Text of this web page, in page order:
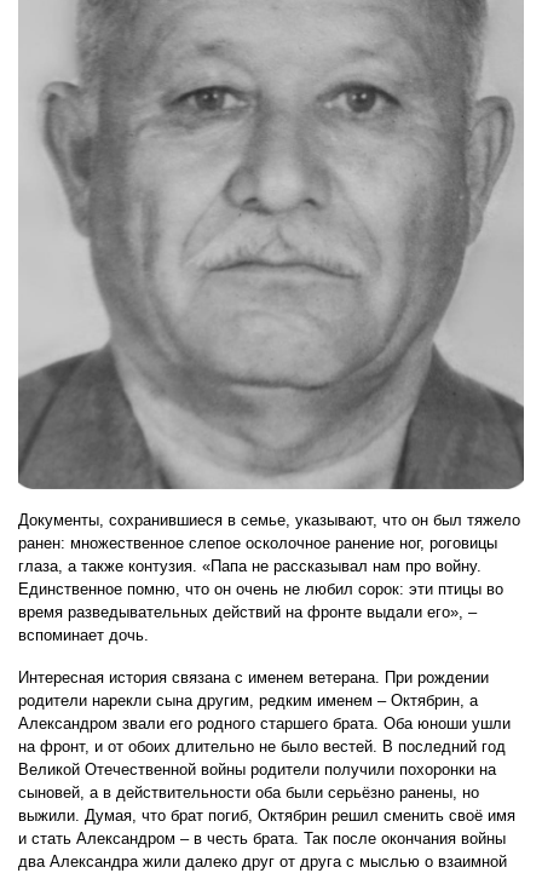
Документы, сохранившиеся в семье, указывают, что он был тяжело
ранен: множественное слепое осколочное ранение ног, роговицы
глаза, а также контузия. «Папа не рассказывал нам про войну.
Единственное помню, что он очень не любил сорок: эти птицы во
время разведывательных действий на фронте выдали его», –
вспоминает дочь.
Интересная история связана с именем ветерана. При рождении
родители нарекли сына другим, редким именем – Октябрин, а
Александром звали его родного старшего брата. Оба юноши ушли
на фронт, и от обоих длительно не было вестей. В последний год
Великой Отечественной войны родители получили похоронки на
сыновей, а в действительности оба были серьёзно ранены, но
выжили. Думая, что брат погиб, Октябрин решил сменить своё имя
и стать Александром – в честь брата. Так после окончания войны
два Александра жили далеко друг от друга с мыслью о взаимной